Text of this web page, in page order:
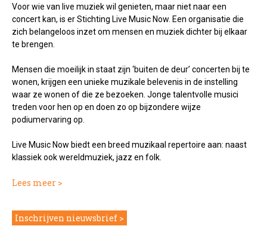
Voor wie van live muziek wil genieten, maar niet naar een
concert kan, is er Stichting Live Music Now. Een organisatie die
zich belangeloos inzet om mensen en muziek dichter bij elkaar
te brengen.
Mensen die moeilijk in staat zijn ‘buiten de deur’ concerten bij te
wonen, krijgen een unieke muzikale belevenis in de instelling
waar ze wonen of die ze bezoeken. Jonge talentvolle musici
treden voor hen op en doen zo op bijzondere wijze
podiumervaring op.
Live Music Now biedt een breed muzikaal repertoire aan: naast
klassiek ook wereldmuziek, jazz en folk.
Lees meer >
Inschrijven nieuwsbrief